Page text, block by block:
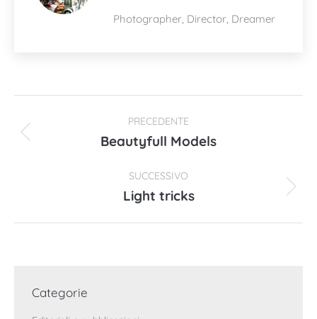
Photographer, Director, Dreamer
tra
PRECEDENTE
Post
Beautyfull Models
SUCCESSIVO
Prossimo
Light tricks
Categorie